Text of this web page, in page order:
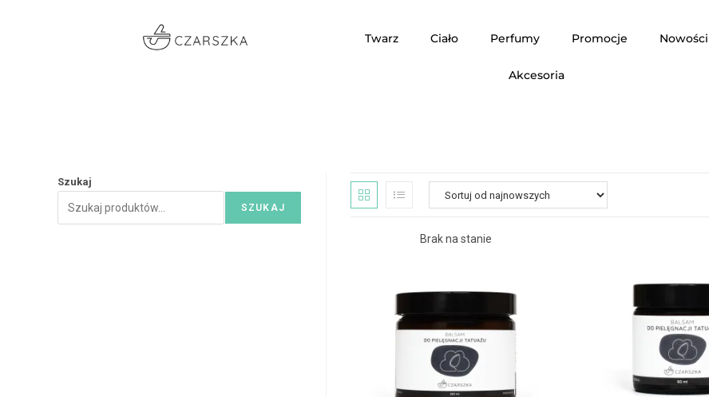
Twarz Ciało Perfumy Promocje Nowości
Akcesoria
Brak na stanie
Szukaj
SZUKAJ